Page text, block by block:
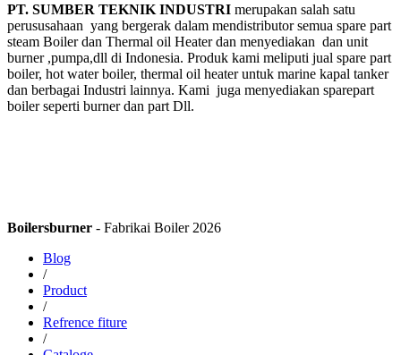
PT. SUMBER TEKNIK INDUSTRI merupakan salah satu
perususahaan yang bergerak dalam mendistributor semua spare part
steam Boiler dan Thermal oil Heater dan menyediakan dan unit
burner ,pumpa,dll di Indonesia. Produk kami meliputi jual spare part
boiler, hot water boiler, thermal oil heater untuk marine kapal tanker
dan berbagai Industri lainnya. Kami juga menyediakan sparepart
boiler seperti burner dan part Dll.
Boilersburner - Fabrikai Boiler 2026
Blog
/
Product
/
Refrence fiture
/